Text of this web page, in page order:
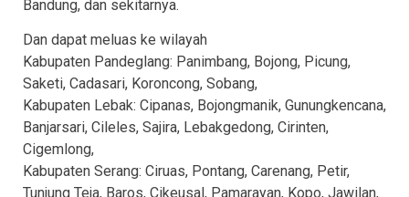
Bandung, dan sekitarnya.
Dan dapat meluas ke wilayah
Kabupaten Pandeglang: Panimbang, Bojong, Picung,
Saketi, Cadasari, Koroncong, Sobang,
Kabupaten Lebak: Cipanas, Bojongmanik, Gunungkencana,
Banjarsari, Cileles, Sajira, Lebakgedong, Cirinten,
Cigemlong,
Kabupaten Serang: Ciruas, Pontang, Carenang, Petir,
Tunjung Teja, Baros, Cikeusal, Pamarayan, Kopo, Jawilan,